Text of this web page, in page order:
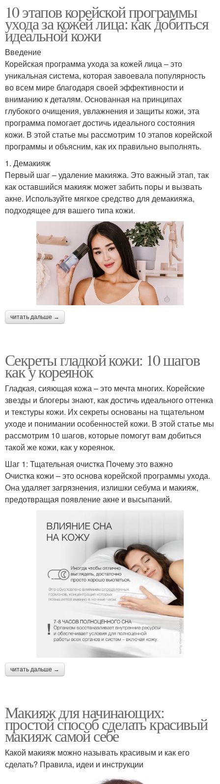
10 этапов корейской программы
ухода за кожей лица: как добиться
идеальной кожи
Введение
Корейская программа ухода за кожей лица – это
уникальная система, которая завоевала популярность
во всем мире благодаря своей эффективности и
вниманию к деталям. Основанная на принципах
глубокого очищения, увлажнения и защиты кожи, эта
программа помогает достичь идеального состояния
кожи. В этой статье мы рассмотрим 10 этапов корейской
программы и объясним, как их правильно выполнять.
1. Демакияж
Первый шаг – удаление макияжа. Это важный этап, так
как оставшийся макияж может забить поры и вызвать
акне. Используйте мягкое средство для демакияжа,
подходящее для вашего типа кожи.
читать дальше →
Секреты гладкой кожи: 10 шагов
как у кореянок
Гладкая, сияющая кожа – это мечта многих. Корейские
звезды и блогеры знают, как достичь идеального оттенка
и текстуры кожи. Их секреты основаны на тщательном
уходе и понимании особенностей кожи. В этой статье мы
рассмотрим 10 шагов, которые помогут вам добиться
такой же кожи, как у кореянок.
Шаг 1: Тщательная очистка Почему это важно
Очистка кожи – это основа корейской программы ухода.
Она удаляет загрязнения, излишки себума и макияж,
предотвращая появление акне и высыпаний.
читать дальше →
Макияж для начинающих:
простой способ сделать красивый
макияж самой себе
Какой макияж можно называть красивым и как его
сделать? Правила, идеи и инструкции